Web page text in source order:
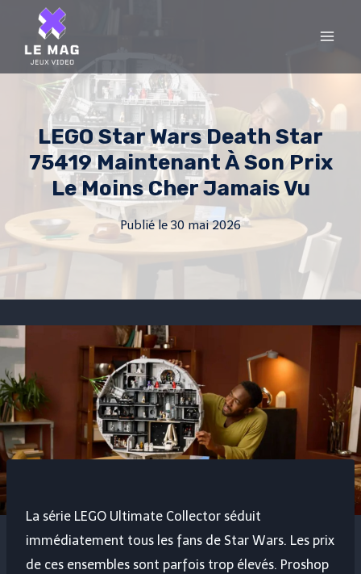
content
LEGO Star Wars Death Star
75419 Maintenant À Son Prix
Le Moins Cher Jamais Vu
Publié le 30 mai 2026
La série LEGO Ultimate Collector séduit
immédiatement tous les fans de Star Wars. Les prix
de ces ensembles sont parfois trop élevés. Proshop